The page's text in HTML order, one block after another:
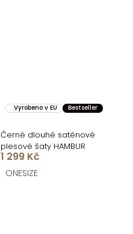
Vyrobeno v EU Bestseller
Černé dlouhé saténové
plesové šaty HAMBUR
1 299 Kč
ONESIZE